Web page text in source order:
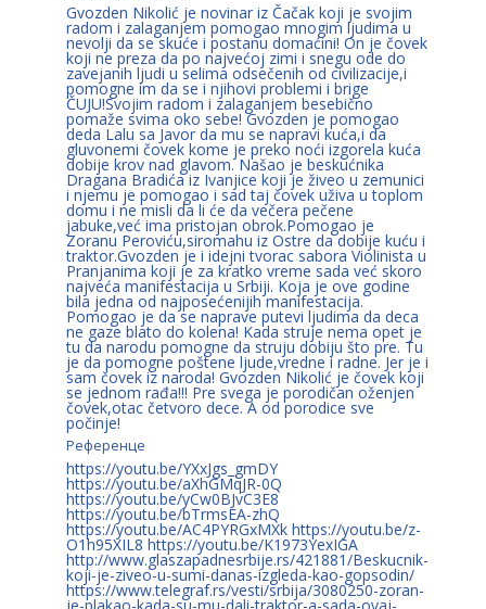
Gvozden Nikolić je novinar iz Čačak koji je svojim
radom i zalaganjem pomogao mnogim ljudima u
nevolji da se skuće i postanu domaćini! On je čovek
koji ne preza da po najvećoj zimi i snegu ode do
zavejanih ljudi u selima odsečenih od civilizacije,i
pomogne im da se i njihovi problemi i brige
ČUJU!Svojim radom i zalaganjem besebično
pomaže svima oko sebe! Gvozden je pomogao
deda Lalu sa Javor da mu se napravi kuća,i da
gluvonemi čovek kome je preko noći izgorela kuća
dobije krov nad glavom. Našao je beskućnika
Dragana Bradića iz Ivanjice koji je živeo u zemunici
i njemu je pomogao i sad taj čovek uživa u toplom
domu i ne misli da li će da večera pečene
jabuke,već ima pristojan obrok.Pomogao je
Zoranu Peroviću,siromahu iz Ostre da dobije kuću i
traktor.Gvozden je i idejni tvorac sabora Violinista u
Pranjanima koji je za kratko vreme sada već skoro
najveća manifestacija u Srbiji. Koja je ove godine
bila jedna od najposećenijih manifestacija.
Pomogao je da se naprave putevi ljudima da deca
ne gaze blato do kolena! Kada struje nema opet je
tu da narodu pomogne da struju dobiju što pre. Tu
je da pomogne poštene ljude,vredne i radne. Jer je i
sam čovek iz naroda! Gvozden Nikolić je čovek koji
se jednom rađa!!! Pre svega je porodičan oženjen
čovek,otac četvoro dece. A od porodice sve
počinje!
Референце
https://youtu.be/YXxJgs_gmDY
https://youtu.be/aXhGMqJR-0Q
https://youtu.be/yCw0BJvC3E8
https://youtu.be/bTrmsEA-zhQ
https://youtu.be/AC4PYRGxMXk https://youtu.be/z-
O1h95XIL8 https://youtu.be/K1973YexIGA
http://www.glaszapadnesrbije.rs/421881/Beskucnik-
koji-je-ziveo-u-sumi-danas-izgleda-kao-gopsodin/
https://www.telegraf.rs/vesti/srbija/3080250-zoran-
je-plakao-kada-su-mu-dali-traktor-a-sada-ovaj-